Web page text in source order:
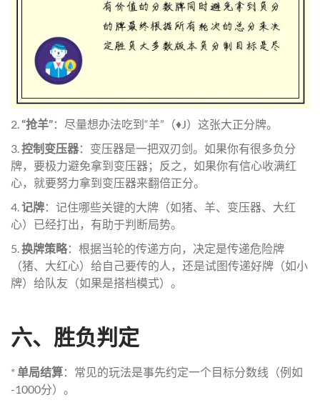
2. “抢羊”：尽量想办法吃到“羊”（♦J）这张大正分牌。
3. 控制变压器：变压器是一把双刃剑。如果你有很多负分
牌，要极力避免拿到变压器；反之，如果你有信心收满红
心，就要努力拿到变压器来翻倍正分。
4. 记牌：记住哪些关键的大牌（如猪、羊、变压器、大红
心）已经打出，有助于判断局势。
5. 换牌策略：根据当轮的传递方向，决定是传递危险牌
（猪、大红心）给自己要传的人，还是试图传递好牌（如小
牌）给队友（如果是搭档模式）。
六、胜负判定
* 单局结算：常见的玩法是事先约定一个目标分数线（例如
-1000分）。